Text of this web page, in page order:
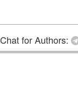
Chat for Authors: